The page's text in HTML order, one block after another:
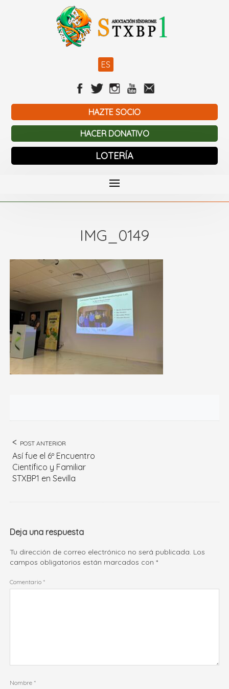
ES
HAZTE SOCIO
HACER DONATIVO
LOTERÍA
IMG_0149
POST ANTERIOR
Así fue el 6º Encuentro
Científico y Familiar
STXBP1 en Sevilla
Deja una respuesta
Tu dirección de correo electrónico no será publicada. Los
campos obligatorios están marcados con*
Comentario *
Nombre *